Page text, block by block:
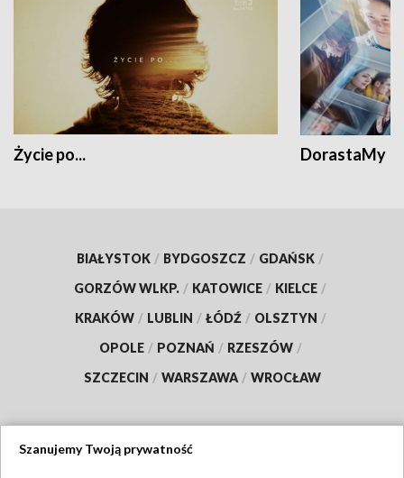
Życie po... DorastaMy
BIAŁYSTOK / BYDGOSZCZ / GDAŃSK /
GORZÓW WLKP. / KATOWICE / KIELCE /
KRAKÓW / LUBLIN / ŁÓDŹ / OLSZTYN /
OPOLE / POZNAŃ / RZESZÓW /
SZCZECIN / WARSZAWA / WROCŁAW
Szanujemy Twoją prywatność